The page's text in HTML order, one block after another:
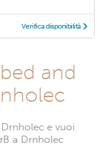
Verifica disponibilità
and
e vuoi
a Drnholec